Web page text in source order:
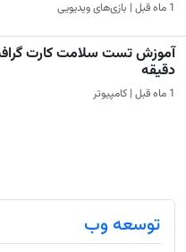
1 ماه قبل | بازی‌های ویدیویی
دقیقه
1 ماه قبل | کامپیوتر
توسعه وب